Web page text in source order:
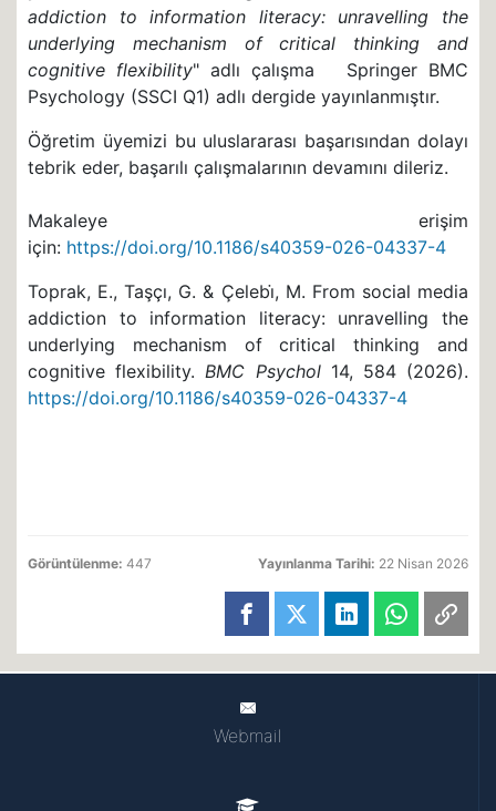
addiction to information literacy: unravelling the
underlying mechanism of critical thinking and
cognitive flexibility" adlı çalışma Springer BMC
Psychology (SSCI Q1) adlı dergide yayınlanmıştır.
Öğretim üyemizi bu uluslararası başarısından dolayı
tebrik eder, başarılı çalışmalarının devamını dileriz.
Makaleye erişim
için: https://doi.org/10.1186/s40359-026-04337-4
Toprak, E., Taşçı, G. & Çelebi̇, M. From social media
addiction to information literacy: unravelling the
underlying mechanism of critical thinking and
cognitive flexibility.BMC Psychol14, 584 (2026).
https://doi.org/10.1186/s40359-026-04337-4
Görüntülenme: 447 Yayınlanma Tarihi: 22 Nisan 2026
Webmail